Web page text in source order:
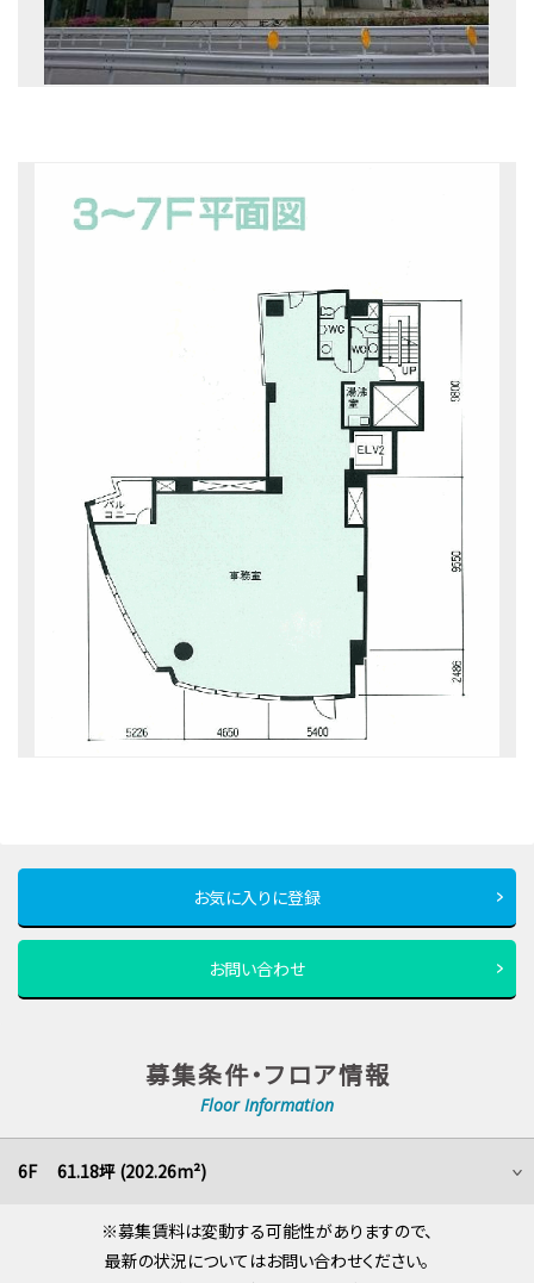
お気に入りに登録
お問い合わせ
募集条件・フロア情報
Floor Information
6F 61.18坪 (202.26m²)
※募集賃料は変動する可能性がありますので、
最新の状況についてはお問い合わせください。